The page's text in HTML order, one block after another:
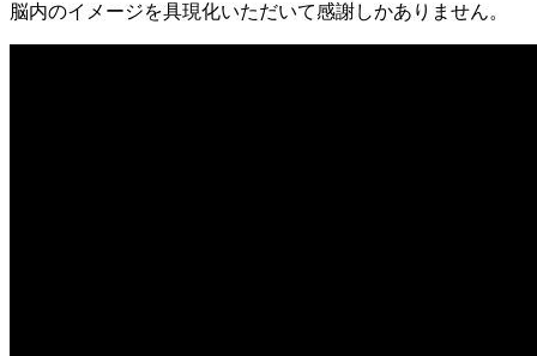
脳内のイメージを具現化いただいて感謝しかありません。